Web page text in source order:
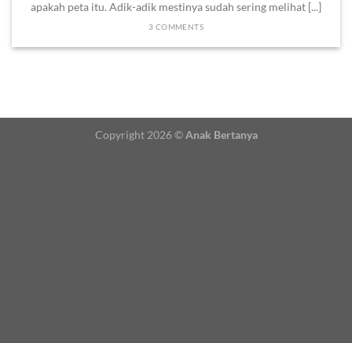
apakah peta itu. Adik-adik mestinya sudah sering melihat [...]
3 COMMENTS
Copyright 2026 ©Anak Bertanya